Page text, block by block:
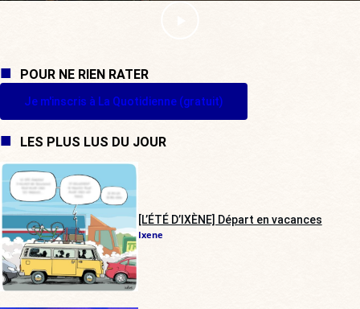
POUR NE RIEN RATER
Je m'inscris à La Quotidienne (gratuit)
LES PLUS LUS DU JOUR
[L’ÉTÉ D’IXÈNE] Départ en vacances
Ixene